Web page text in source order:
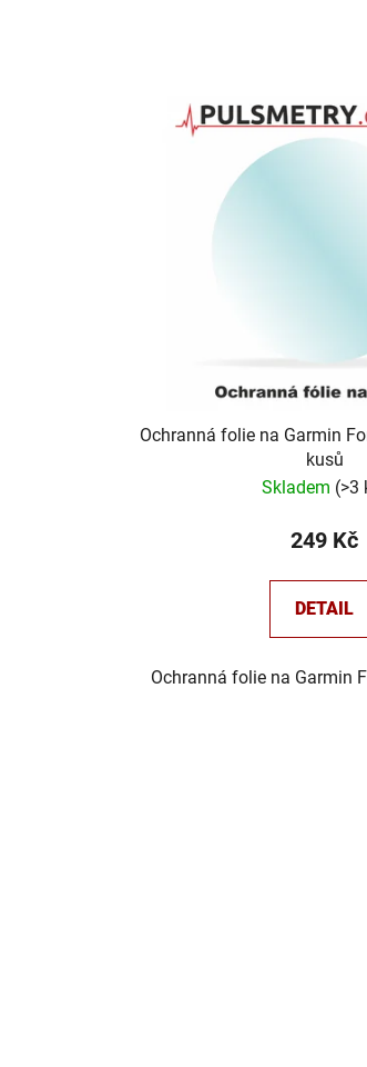
Ochranná folie na Garmin
kusů
Skladem (>3
249 Kč
DETAIL
Ochranná folie na Garmin